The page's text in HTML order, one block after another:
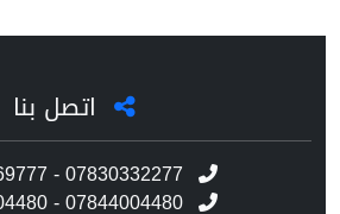
اتصل بنا
- 07830332277
- 07844004480